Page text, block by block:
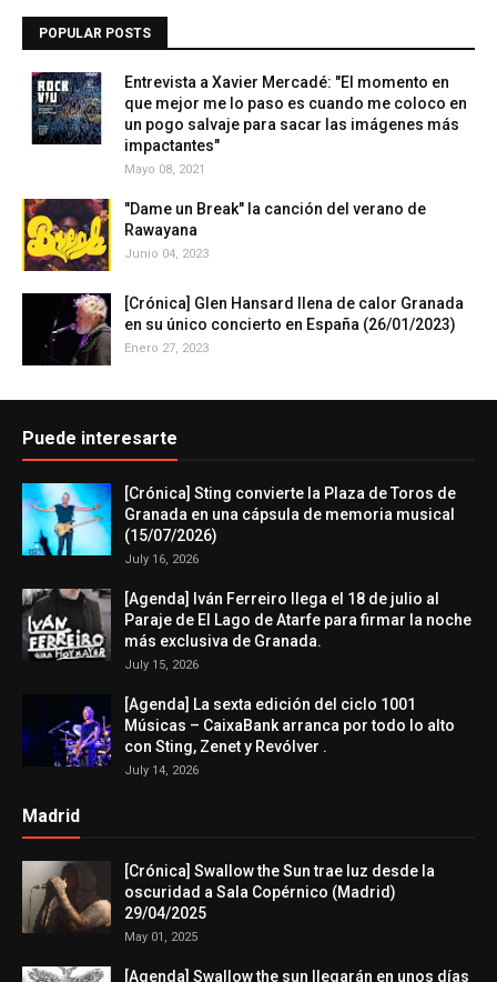
POPULAR POSTS
Entrevista a Xavier Mercadé: "El momento en
que mejor me lo paso es cuando me coloco en
un pogo salvaje para sacar las imágenes más
impactantes"
Mayo 08, 2021
"Dame un Break" la canción del verano de
Rawayana
Junio 04, 2023
[Crónica] Glen Hansard llena de calor Granada
en su único concierto en España (26/01/2023)
Enero 27, 2023
Puede interesarte
[Crónica] Sting convierte la Plaza de Toros de
Granada en una cápsula de memoria musical
(15/07/2026)
July 16, 2026
[Agenda] Iván Ferreiro llega el 18 de julio al
Paraje de El Lago de Atarfe para firmar la noche
más exclusiva de Granada.
July 15, 2026
[Agenda] La sexta edición del ciclo 1001
Músicas – CaixaBank arranca por todo lo alto
con Sting, Zenet y Revólver .
July 14, 2026
Madrid
[Crónica] Swallow the Sun trae luz desde la
oscuridad a Sala Copérnico (Madrid)
29/04/2025
May 01, 2025
[Agenda] Swallow the sun llegarán en unos días